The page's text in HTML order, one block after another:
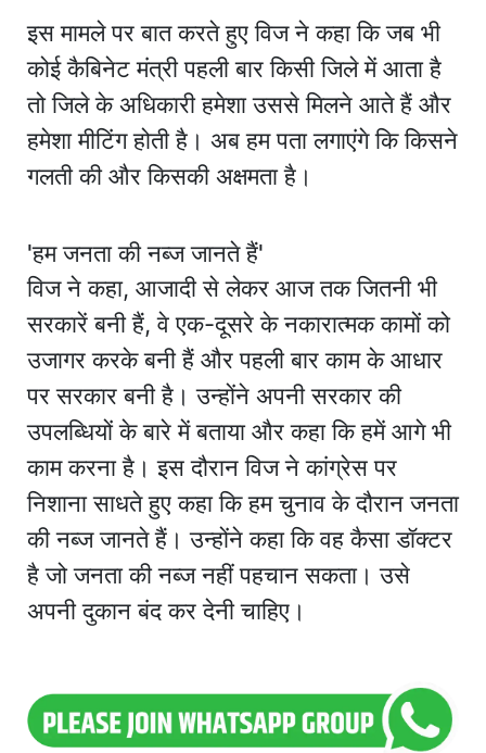
इस मामले पर बात करते हुए विज ने कहा कि जब भी
कोई कैबिनेट मंत्री पहली बार किसी जिले में आता है
तो जिले के अधिकारी हमेशा उससे मिलने आते हैं और
हमेशा मीटिंग होती है। अब हम पता लगाएंगे कि किसने
गलती की और किसकी अक्षमता है।
'हम जनता की नब्ज जानते हैं'
विज ने कहा, आजादी से लेकर आज तक जितनी भी
सरकारें बनी हैं, वे एक-दूसरे के नकारात्मक कामों को
उजागर करके बनी हैं और पहली बार काम के आधार
पर सरकार बनी है। उन्होंने अपनी सरकार की
उपलब्धियों के बारे में बताया और कहा कि हमें आगे भी
काम करना है। इस दौरान विज ने कांग्रेस पर
निशाना साधते हुए कहा कि हम चुनाव के दौरान जनता
की नब्ज जानते हैं। उन्होंने कहा कि वह कैसा डॉक्टर
है जो जनता की नब्ज नहीं पहचान सकता। उसे
अपनी दुकान बंद कर देनी चाहिए।